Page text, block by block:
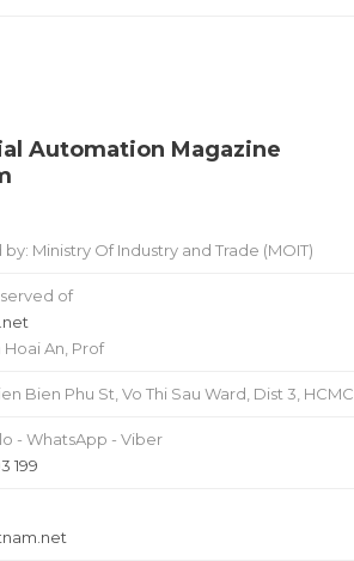
Automation Magazine
Ministry Of Industry and Trade (MOIT)
of
Hoai An, Prof
Bien Phu St, Vo Thi Sau Ward, Dist 3, HCMC
- WhatsApp - Viber
199